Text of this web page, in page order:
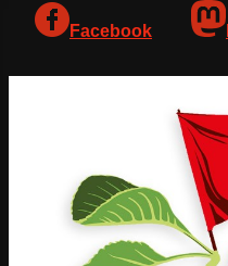
Facebook